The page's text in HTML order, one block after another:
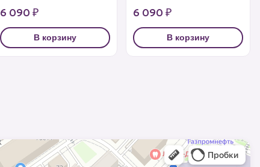
6 090 ₽
В корзину
6 090 ₽
В корзину